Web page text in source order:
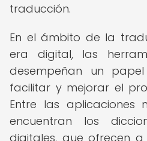
traducción.
En el ámbito de la
era digital, las
desempeñan un
facilitar y mejorar el
Entre las aplicaciones
encuentran los
digitales, que ofrecen